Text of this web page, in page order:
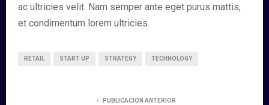
ac ultricies velit. Nam semper ante eget purus mattis,
et condimentum lorem ultricies.
RETAIL START UP STRATEGY TECHNOLOGY
PUBLICACIÓN ANTERIOR